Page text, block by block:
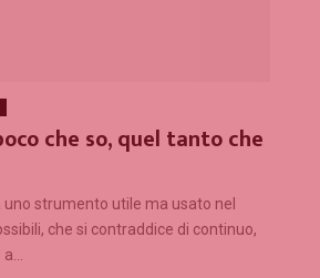
che so, quel tanto che
uno strumento utile ma usato nel
che si contraddice di continuo,